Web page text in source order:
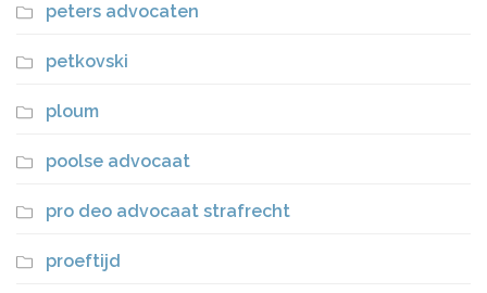
peters advocaten
petkovski
ploum
poolse advocaat
pro deo advocaat strafrecht
proeftijd